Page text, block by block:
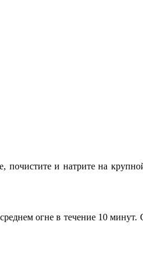
и натрите на
огне в течение 10